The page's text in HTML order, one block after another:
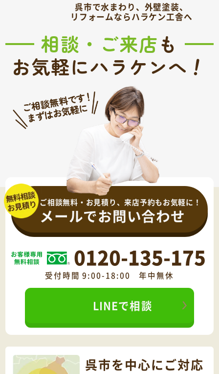
呉市で水まわり、外壁塗装、
リフォームならハラケン工舎へ
相談・ご来店も
お気軽にハラケンへ！
ご相談無料・お見積り、来店予約もお気軽に！
メールでお問い合わせ
0120-135-175
受付時間 9:00-18:00 年中無休
LINEで相談
呉市を中心にご対応